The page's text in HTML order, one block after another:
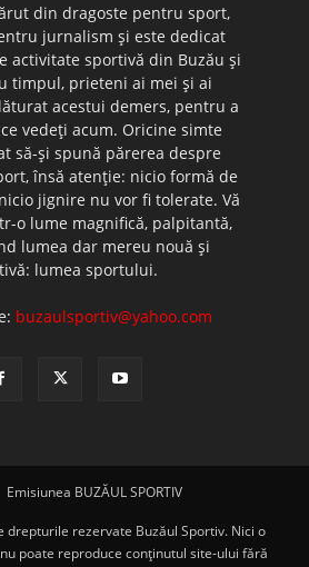
din dragoste pentru sport,
jurnalism şi este dedicat
activitate sportivă din Buzău şi
timpul, prieteni ai mei şi ai
acestui demers, pentru a
vedeţi acum. Oricine simte
să-şi spună părerea despre
însă atenţie: nicio formă de
jignire nu vor fi tolerate. Vă
o lume magnifică, palpitantă,
lumea dar mereu nouă şi
lumea sportului.
buzaulsportiv@yahoo.com
Emisiunea BUZĂUL SPORTIV
rezervate Buzăul Sportiv. Nici o
poate reproduce conţinutul site-ului fără